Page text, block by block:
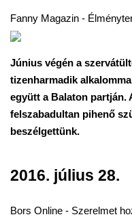
Fanny Magazin -
Június végén a
tizenharmadik
együtt a Balaton partján.
felszabadultan pihenő
beszélgettünk.
2016. július 28.
Bors Online - Szerelmet